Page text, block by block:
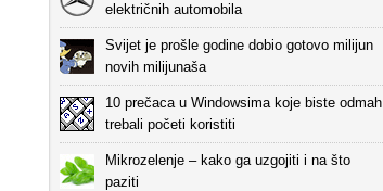
električnih automobila
Svijet je prošle godine dobio gotovo milijun
novih milijunaša
10 prečaca u Windowsima koje biste odmah
trebali početi koristiti
Mikrozelenje – kako ga uzgojiti i na što
paziti